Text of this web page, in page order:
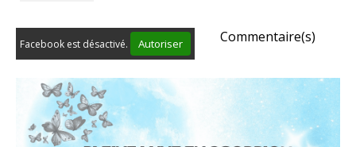
Facebook est désactivé. Autoriser Commentaire(s)